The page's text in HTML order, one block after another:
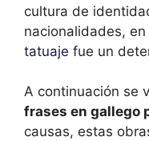
cultura de
nacionalidades,
tatuaje fue un
A continuación se
frases en gallego
causas, estas